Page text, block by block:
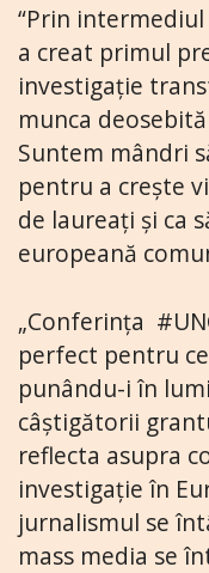
“Prin intermediul
a creat primul
investigație
munca
Suntem mândri
pentru a crește
de laureați și ca
europeană
„Conferința
perfect pentru
punându-i în
câștigătorii
reflecta asupra
investigație în
jurnalismul se
mass media se